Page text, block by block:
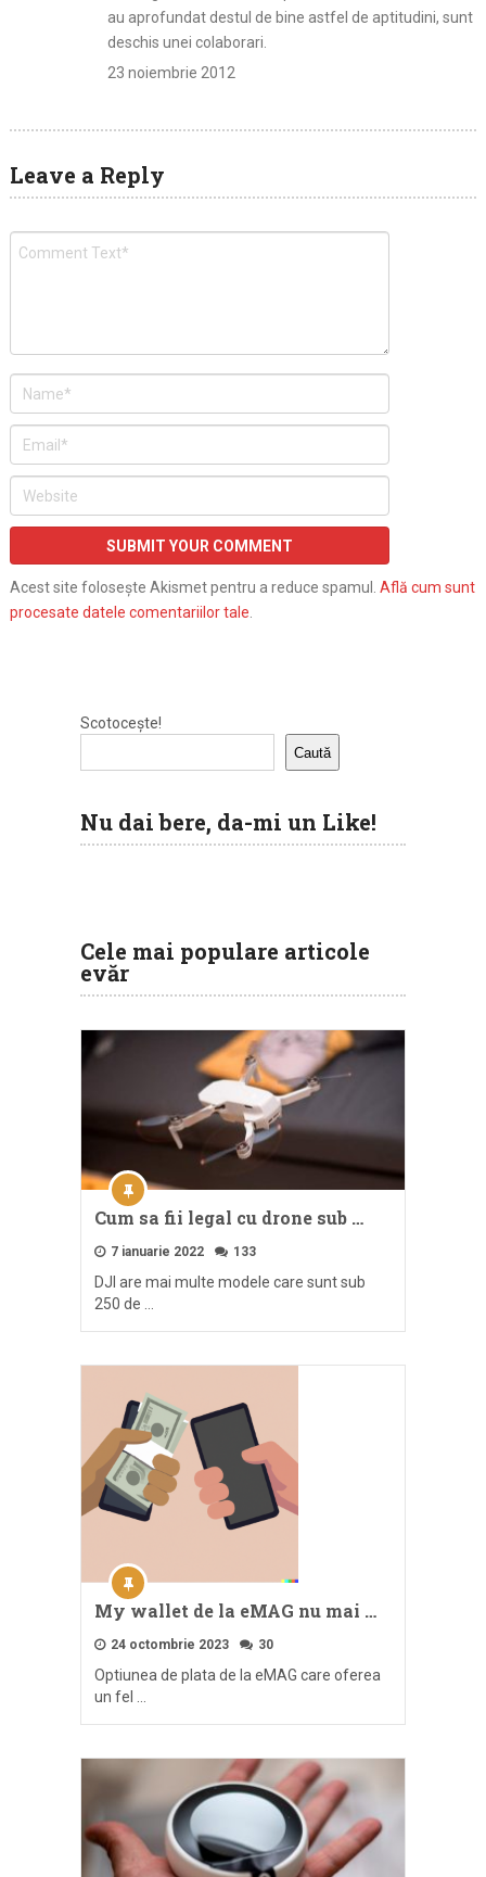
au aprofundat destul de bine astfel de aptitudini, sunt
deschis unei colaborari.
23 noiembrie 2012
Leave a Reply
Acest site folosește Akismet pentru a reduce spamul. Află cum sunt
procesate datele comentariilor tale
Scotocește!
Caută
Nu dai bere, da-mi un Like!
Cele mai populare articole
evăr
Cum sa fii legal cu drone sub …
7 ianuarie 2022 133
DJI are mai multe modele care sunt sub
250 de …
My wallet de la eMAG nu mai …
24 octombrie 2023 30
Optiunea de plata de la eMAG care oferea
un fel …